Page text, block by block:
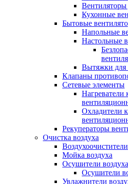
Кухонные
Бытовые
Напольные
Настольные
Вытяжки для
Клапаны
Сетевые элементы
Нагреватели
Охладители
Рекуператоры
Очистка воздуха
Воздухоочистители
Мойка воздуха
Осушители воздуха
Осушители
Увлажнители